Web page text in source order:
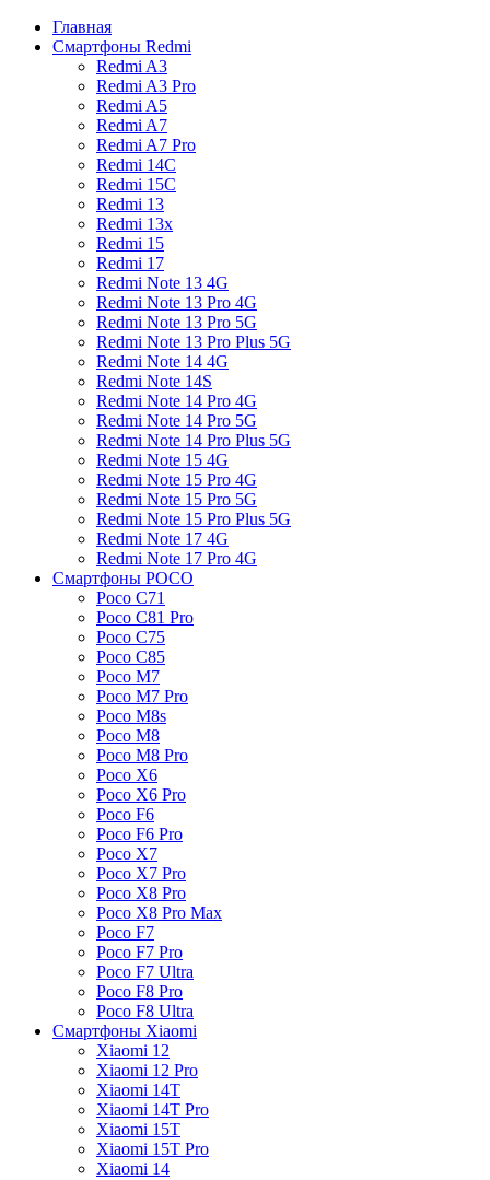
Главная
Смартфоны Redmi
Redmi A3
Redmi A3 Pro
Redmi A5
Redmi A7
Redmi A7 Pro
Redmi 14C
Redmi 15C
Redmi 13
Redmi 13x
Redmi 15
Redmi 17
Redmi Note 13 4G
Redmi Note 13 Pro 4G
Redmi Note 13 Pro 5G
Redmi Note 13 Pro Plus 5G
Redmi Note 14 4G
Redmi Note 14S
Redmi Note 14 Pro 4G
Redmi Note 14 Pro 5G
Redmi Note 14 Pro Plus 5G
Redmi Note 15 4G
Redmi Note 15 Pro 4G
Redmi Note 15 Pro 5G
Redmi Note 15 Pro Plus 5G
Redmi Note 17 4G
Redmi Note 17 Pro 4G
Смартфоны POCO
Poco C71
Poco C81 Pro
Poco C75
Poco C85
Poco M7
Poco M7 Pro
Poco M8s
Poco M8
Poco M8 Pro
Poco X6
Poco X6 Pro
Poco F6
Poco F6 Pro
Poco X7
Poco X7 Pro
Poco X8 Pro
Poco X8 Pro Max
Poco F7
Poco F7 Pro
Poco F7 Ultra
Poco F8 Pro
Poco F8 Ultra
Смартфоны Xiaomi
Xiaomi 12
Xiaomi 12 Pro
Xiaomi 14T
Xiaomi 14T Pro
Xiaomi 15T
Xiaomi 15T Pro
Xiaomi 14